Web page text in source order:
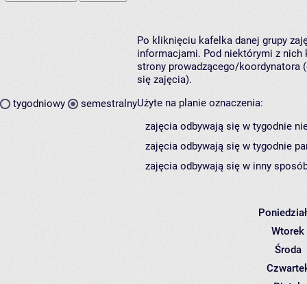
tygodniowy semestralny
Po kliknięciu kafelka danej grupy
informacjami. Pod niektórymi z nich
strony prowadzącego/koordynatora
się zajęcia).
Użyte na planie oznaczenia:
zajęcia odbywają się w tygodnie
zajęcia odbywają się w tygodnie
zajęcia odbywają się w inny
Wtorek
Środa